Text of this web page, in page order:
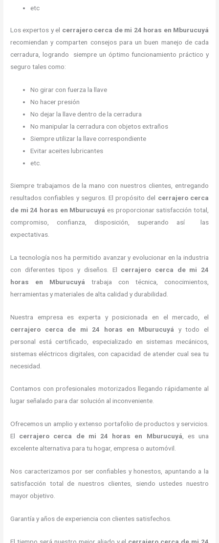
etc
Los expertos y el cerrajero cerca de mi 24 horas en Mburucuyá
recomiendan y comparten consejos para un buen manejo de cada
cerradura, logrando siempre un óptimo funcionamiento práctico y
seguro tales como:
No girar con fuerza la llave
No hacer presión
No dejar la llave dentro de la cerradura
No manipular la cerradura con objetos extraños
Siempre utilizar la llave correspondiente
Evitar aceites lubricantes
etc.
Siempre trabajamos de la mano con nuestros clientes, entregando
resultados confiables y seguros. El propósito del cerrajero cerca
de mi 24 horas en Mburucuyá es proporcionar satisfacción total,
compromiso, confianza, disposición, superando así las
expectativas.
La tecnología nos ha permitido avanzar y evolucionar en la industria
con diferentes tipos y diseños. El cerrajero cerca de mi 24
horas en Mburucuyá trabaja con técnica, conocimientos,
herramientas y materiales de alta calidad y durabilidad.
Nuestra empresa es experta y posicionada en el mercado, el
cerrajero cerca de mi 24 horas en Mburucuyá y todo el
personal está certificado, especializado en sistemas mecánicos,
sistemas eléctricos digitales, con capacidad de atender cual sea tu
necesidad.
Contamos con profesionales motorizados llegando rápidamente al
lugar señalado para dar solución al inconveniente.
Ofrecemos un amplio y extenso portafolio de productos y servicios.
El cerrajero cerca de mi 24 horas en Mburucuyá, es una
excelente alternativa para tu hogar, empresa o automóvil.
Nos caracterizamos por ser confiables y honestos, apuntando a la
satisfacción total de nuestros clientes, siendo ustedes nuestro
mayor objetivo.
Garantía y años de experiencia con clientes satisfechos.